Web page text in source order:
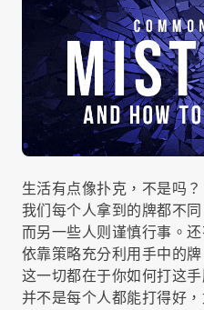
生活有点像扑克，不是吗？
我们每个人拿到的牌都不
而另一些人则谨慎行事。
依靠策略充分利用手中的牌
这一切都在于你如何打这
并不是每个人都能打得好